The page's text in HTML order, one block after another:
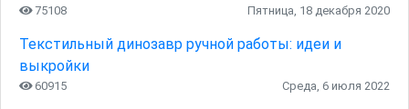
75108 Пятница, 18 декабря 2020
Текстильный динозавр ручной работы: идеи и
выкройки
60915 Среда, 6 июля 2022